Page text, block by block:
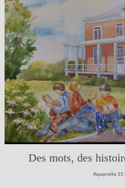
Des mots, des
Aquarelle 15